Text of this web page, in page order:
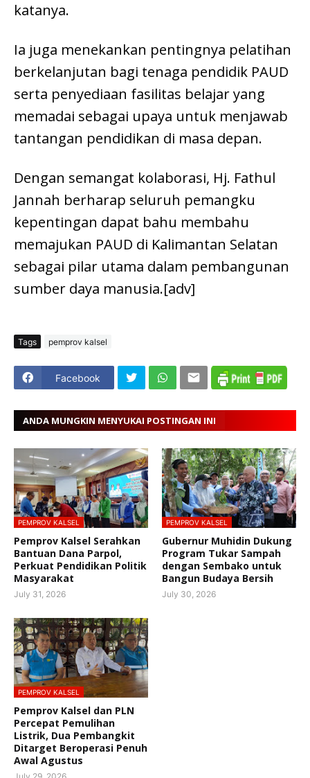
katanya.
Ia juga menekankan pentingnya pelatihan
berkelanjutan bagi tenaga pendidik PAUD
serta penyediaan fasilitas belajar yang
memadai sebagai upaya untuk menjawab
tantangan pendidikan di masa depan.
Dengan semangat kolaborasi, Hj. Fathul
Jannah berharap seluruh pemangku
kepentingan dapat bahu membahu
memajukan PAUD di Kalimantan Selatan
sebagai pilar utama dalam pembangunan
sumber daya manusia.[adv]
Tags pemprov kalsel
Facebook
ANDA MUNGKIN MENYUKAI POSTINGAN INI
PEMPROV KALSEL
Pemprov Kalsel Serahkan
Bantuan Dana Parpol,
Perkuat Pendidikan Politik
Masyarakat
July 31, 2026
PEMPROV KALSEL
Gubernur Muhidin Dukung
Program Tukar Sampah
dengan Sembako untuk
Bangun Budaya Bersih
July 30, 2026
PEMPROV KALSEL
Pemprov Kalsel dan PLN
Percepat Pemulihan
Listrik, Dua Pembangkit
Ditarget Beroperasi Penuh
Awal Agustus